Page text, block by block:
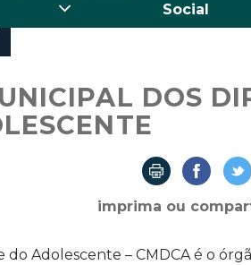
Social
DOS
imprima ou
Adolescente – CMDCA é o